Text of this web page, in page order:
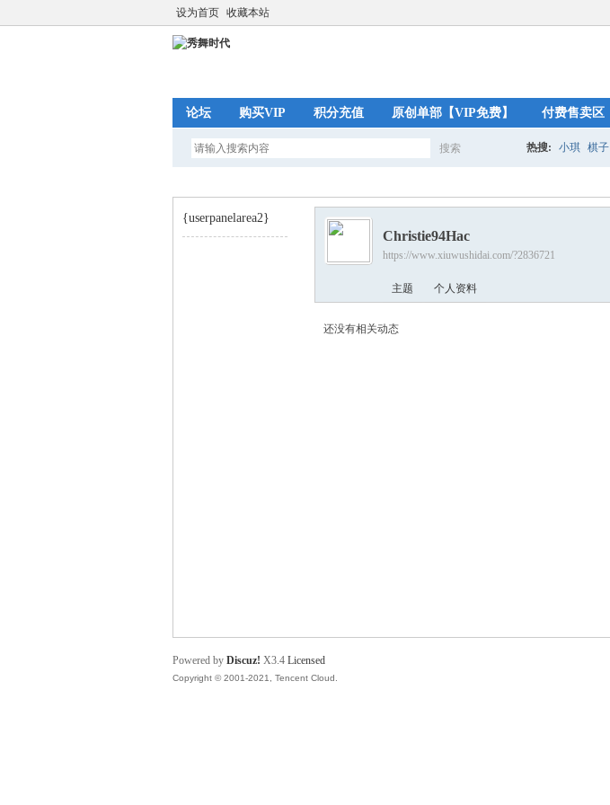
设为首页 收藏本站
论坛 购买VIP 积分充值 原创单部【VIP免费】 付费售卖区
搜索
索
热搜: 小琪 棋子
{userpanelarea2}
Christie94Hac
https://www.xiuwushidai.com/?2836721
主题 个人资料
还没有相关动态
Powered by Discuz! X3.4 Licensed
Copyright © 2001-2021, Tencent Cloud.